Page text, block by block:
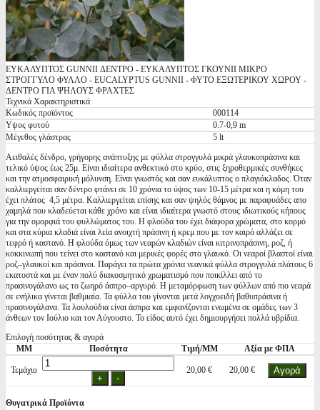
ΕΥΚΑΛΥΠΤΟΣ GUNNII ΔΕΝΤΡΟ - ΕΥΚΑΛΥΠΤΟΣ ΓΚΟΥΝΙΙ ΜΙΚΡΟ
ΣΤΡΟΓΓΥΛΟ ΦΥΛΛΟ - EUCALYPTUS GUNNII - ΦΥΤΟ ΕΞΩΤΕΡΙΚΟΥ ΧΩΡΟΥ -
ΔΕΝΤΡΟ ΓΙΑ ΨΗΛΟΥΣ ΦΡΑΧΤΕΣ
Τεχνικά Χαρακτηριστικά
Κωδικός προϊόντος
000114
Υψος φυτού
0.7-0,9 m
Μέγεθος γλάστρας
5 lt
Αειθαλές δένδρο, γρήγορης ανάπτυξης με φύλλα στρογγυλά μικρά γλαυκοπράσινα και
τελικό ύψος έως 25μ. Είναι ιδιαίτερα ανθεκτικό στο κρύο, στις ξηροθερμικές συνθήκες
και την ατμοσφαιρική μόλυνση. Είναι γνωστός και σαν ευκάλυπτος ο πλαγιόκλαδος. Όταν
καλλιεργείται σαν δέντρο φτάνει σε 10 χρόνια το ύψος των 10-15 μέτρα και η κόμη του
έχει πλάτος 4,5 μέτρα. Καλλιεργείται επίσης και σαν ψηλός θάμνος με παραφυάδες απο
χαμηλά που κλαδεύεται κάθε χρόνο και είναι ιδιαίτερα γνωστό στους ιδιωτικούς κήπους
για την ομορφιά του φυλλώματος του. Η φλούδα του έχει διάφορα χρώματα, στο κορμό
και στα κύρια κλαδιά είναι λεία ανοιχτή πράσινη ή κρεμ που με τον καιρό αλλάζει σε
τεφρό ή καστανό. Η φλούδα όμως των νεαρών κλαδιών είναι κιτρινοπράσινη, ροζ, ή
κοκκινωπή που τείνει στο καστανό και μερικές φορές στο γλαυκό. Οι νεαροί βλαστοί είναι
ροζ–γλαυκοί και πράσινοι. Παράγει τα πρώτα χρόνια νεανικά φύλλα στρογγυλά πλάτους 6
εκατοστά και με έναν πολύ διακοσμητικό χρωματισμό που ποικίλλει από το
πρασινογάλανο ως το ζωηρό άσπρο–αργυρό. Η μεταμόρφωση των φύλλων από πιο νεαρά
σε ενήλικα γίνεται βαθμιαία. Τα φύλλα του γίνονται μετά λογχοειδή βαθυπράσινα ή
πρασινογάλανα. Τα λουλούδια είναι άσπρα και εμφανίζονται ενωμένα σε ομάδες των 3
άνθεων τον Ιούλιο και τον Αύγουστο. Το είδος αυτό έχει δημιουργήσει πολλά υβρίδια.
Επιλογή ποσότητας & αγορά
ΜΜ
Ποσότητα Τιμή/ΜΜ Αξία με ΦΠΑ
Τεμάχιο 20,00 € 20,00 €
Θυγατρικά Προϊόντα